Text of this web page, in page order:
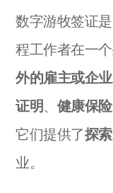
数字游牧签证
程工作者在一个
外的雇主或企业
证明、 健康保险
它们提供了探
业。